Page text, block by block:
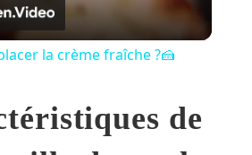
la crème fraîche ?🍰
de